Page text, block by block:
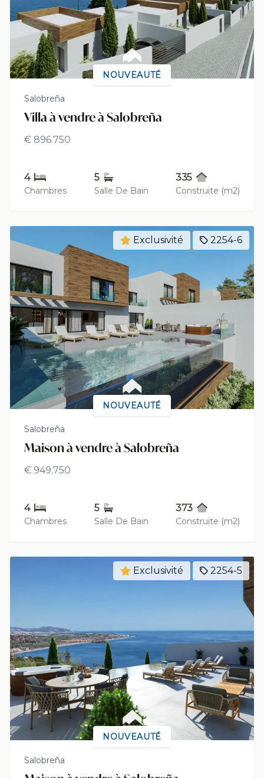
NOUVEAUTÉ
Salobreña
Villa à vendre à Salobreña
€ 896.750
4
Chambres
5
Salle De Bain
335
Construite (m2)
Exclusivité 2254-6
NOUVEAUTÉ
Salobreña
Maison à vendre à Salobreña
€ 949.750
4
Chambres
5
Salle De Bain
373
Construite (m2)
Exclusivité 2254-5
NOUVEAUTÉ
Salobreña